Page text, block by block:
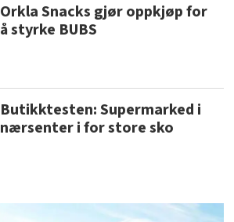
Orkla Snacks gjør oppkjøp for
å styrke BUBS
Butikktesten: Supermarked i
nærsenter i for store sko